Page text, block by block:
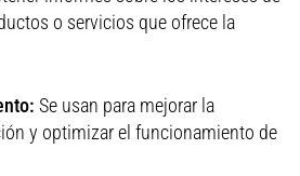
o servicios que ofrece la
Se usan para mejorar la
y optimizar el funcionamiento de